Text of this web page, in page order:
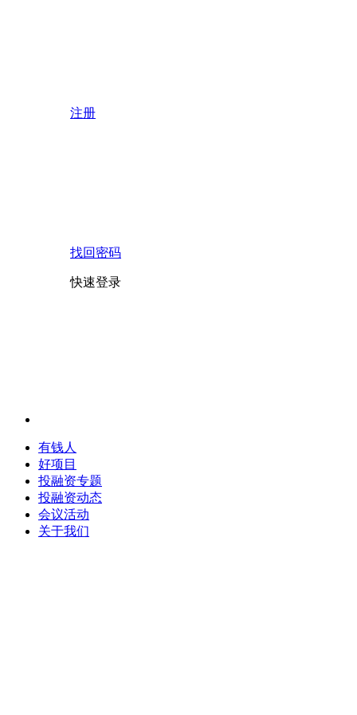
注册
找回密码
快速登录
有钱人
好项目
投融资专题
投融资动态
会议活动
关于我们